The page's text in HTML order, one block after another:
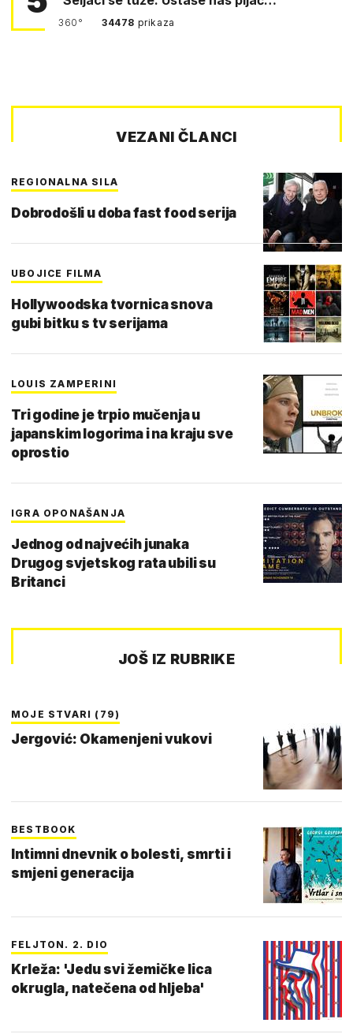
360° 34478 prikaza
VEZANI ČLANCI
REGIONALNA SILA
Dobrodošli u doba fast food serija
UBOJICE FILMA
Hollywoodska tvornica snova
gubi bitku s tv serijama
LOUIS ZAMPERINI
Tri godine je trpio mučenja u
japanskim logorima i na kraju sve
oprostio
IGRA OPONAŠANJA
Jednog od najvećih junaka
Drugog svjetskog rata ubili su
Britanci
JOŠ IZ RUBRIKE
MOJE STVARI (79)
Jergović: Okamenjeni vukovi
BESTBOOK
Intimni dnevnik o bolesti, smrti i
smjeni generacija
FELJTON. 2. DIO
Krleža: 'Jedu svi žemičke lica
okrugla, natečena od hljeba'